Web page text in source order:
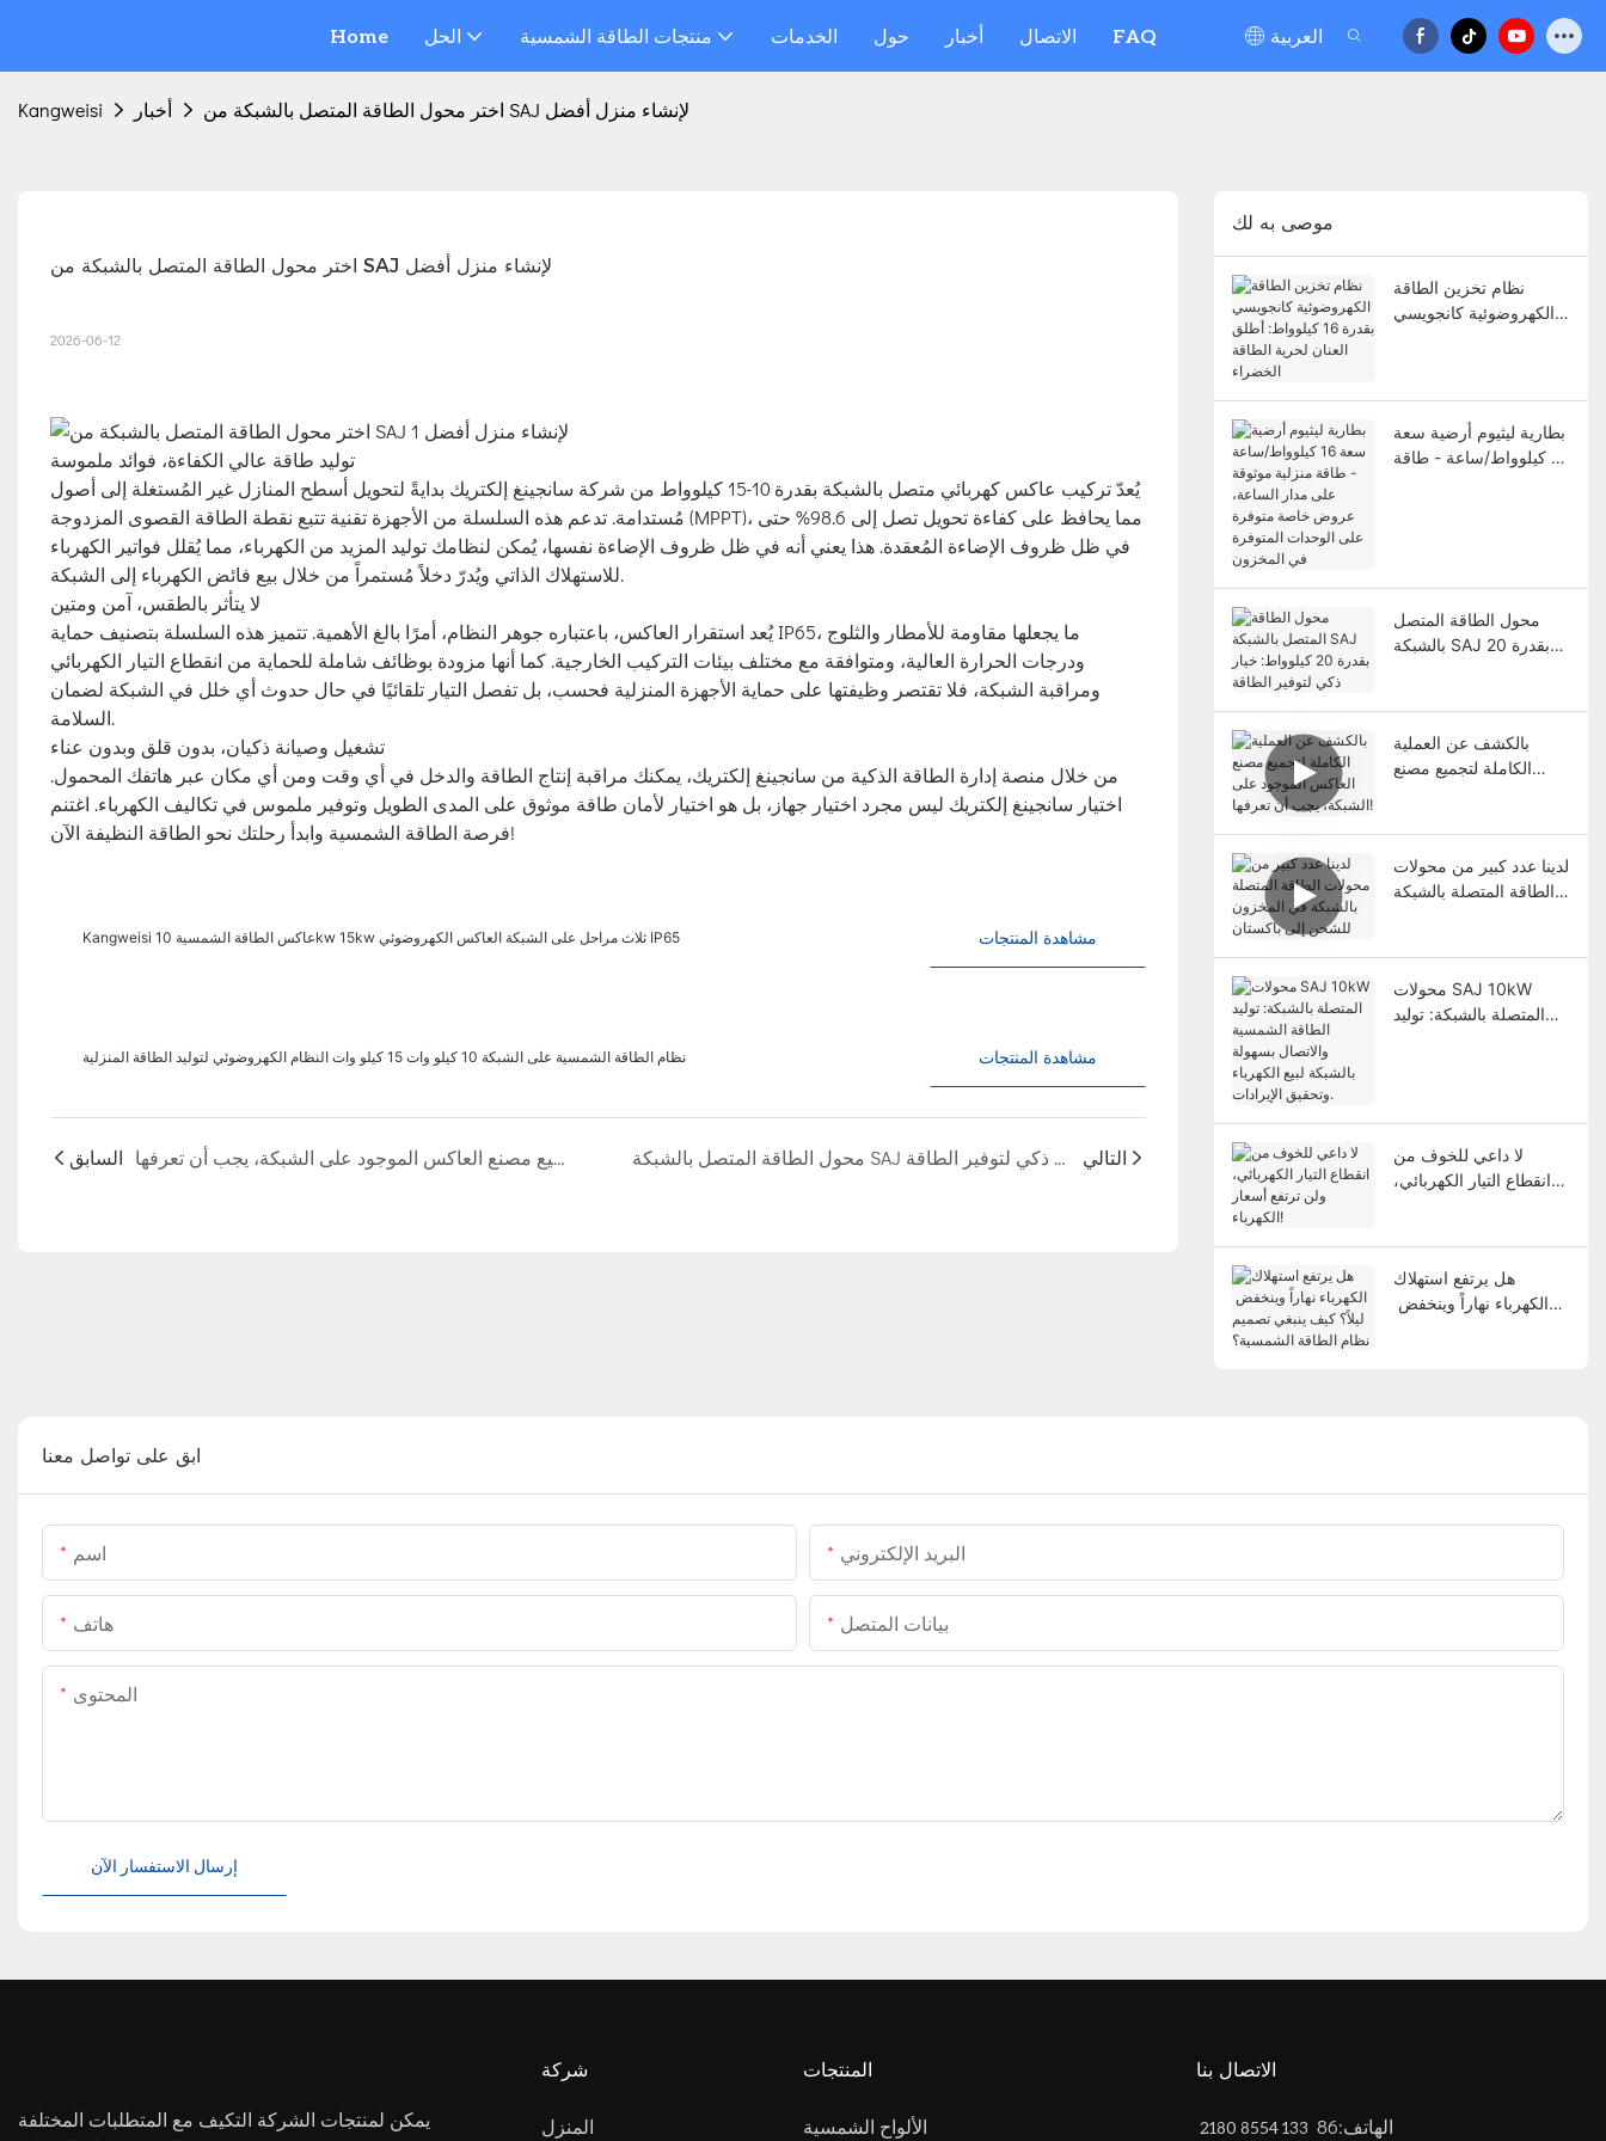
Home الحل منتجات الطاقة الشمسية الخدمات حول أخبار الاتصال FAQ العربية
Kangweisi أخبار اختر محول الطاقة المتصل بالشبكة من SAJ لإنشاء منزل أفضل
اختر محول الطاقة المتصل بالشبكة من SAJ لإنشاء منزل أفضل
2026-06-12
توليد طاقة عالي الكفاءة، فوائد ملموسة
يُعدّ تركيب عاكس كهربائي متصل بالشبكة بقدرة 10-15 كيلوواط من شركة سانجينغ إلكتريك بدايةً لتحويل أسطح المنازل غير المُستغلة إلى أصول
مُستدامة. تدعم هذه السلسلة من الأجهزة تقنية تتبع نقطة الطاقة القصوى المزدوجة (MPPT)، مما يحافظ على كفاءة تحويل تصل إلى 98.6% حتى
في ظل ظروف الإضاءة المُعقدة. هذا يعني أنه في ظل ظروف الإضاءة نفسها، يُمكن لنظامك توليد المزيد من الكهرباء، مما يُقلل فواتير الكهرباء
للاستهلاك الذاتي ويُدرّ دخلاً مُستمراً من خلال بيع فائض الكهرباء إلى الشبكة.
لا يتأثر بالطقس، آمن ومتين
يُعد استقرار العاكس، باعتباره جوهر النظام، أمرًا بالغ الأهمية. تتميز هذه السلسلة بتصنيف حماية IP65، ما يجعلها مقاومة للأمطار والثلوج
ودرجات الحرارة العالية، ومتوافقة مع مختلف بيئات التركيب الخارجية. كما أنها مزودة بوظائف شاملة للحماية من انقطاع التيار الكهربائي
ومراقبة الشبكة، فلا تقتصر وظيفتها على حماية الأجهزة المنزلية فحسب، بل تفصل التيار تلقائيًا في حال حدوث أي خلل في الشبكة لضمان
السلامة.
تشغيل وصيانة ذكيان، بدون قلق وبدون عناء
من خلال منصة إدارة الطاقة الذكية من سانجينغ إلكتريك، يمكنك مراقبة إنتاج الطاقة والدخل في أي وقت ومن أي مكان عبر هاتفك المحمول.
اختيار سانجينغ إلكتريك ليس مجرد اختيار جهاز، بل هو اختيار لأمان طاقة موثوق على المدى الطويل وتوفير ملموس في تكاليف الكهرباء. اغتنم
فرصة الطاقة الشمسية وابدأ رحلتك نحو الطاقة النظيفة الآن!
Kangweisi عاكس الطاقة الشمسية 10kw 15kw ثلاث مراحل على الشبكة العاكس الكهروضوئي IP65 مشاهدة المنتجات
نظام الطاقة الشمسية على الشبكة 10 كيلو وات 15 كيلو وات النظام الكهروضوئي لتوليد الطاقة المنزلية مشاهدة المنتجات
السابق بالكشف عن العملية الكاملة لتجميع مصنع العاكس الموجود على الشبكة، يجب أن تعرفها! محول الطاقة المتصل بالشبكة SAJ بقدرة 20 كيلوواط: خيار ذكي لتوفير الطاقة التالي
موصى به لك
نظام تخزين الطاقة
الكهروضوئية كانجويسي
بطارية ليثيوم أرضية سعة
16 كيلوواط/ساعة - طاقة
محول الطاقة المتصل
بالشبكة SAJ بقدرة 20
بالكشف عن العملية
الكاملة لتجميع مصنع
لدينا عدد كبير من محولات
الطاقة المتصلة بالشبكة
محولات SAJ 10kW
المتصلة بالشبكة: توليد
لا داعي للخوف من
انقطاع التيار الكهربائي،
هل يرتفع استهلاك
الكهرباء نهاراً وينخفض ​​
ابق على تواصل معنا
اسم البريد الإلكتروني
هاتف بيانات المتصل
المحتوى
إرسال الاستفسار الآن
يمكن لمنتجات الشركة التكيف مع المتطلبات المختلفة
شركة
المنزل
المنتجات
الألواح الشمسية
الاتصال بنا
الهاتف:86